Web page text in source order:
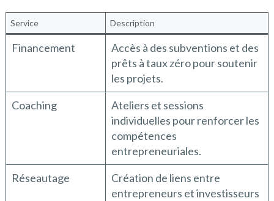
Service Description
Financement
Accès à des subventions et des
prêts à taux zéro pour soutenir
les projets.
Coaching
Ateliers et sessions
individuelles pour renforcer les
compétences
entrepreneuriales.
Réseautage
Création de liens entre
entrepreneurs et investisseurs